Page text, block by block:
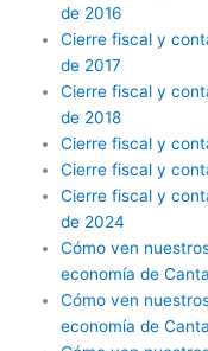
de 2016
Cierre fiscal y
de 2017
Cierre fiscal y
de 2018
Cierre fiscal y
Cierre fiscal y
Cierre fiscal y
de 2024
Cómo ven
economía de
Cómo ven
economía de